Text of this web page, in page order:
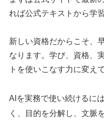
れば公式テキストから学
新しい資格だからこそ、
なります。学び、資格、
トを使いこなす力に変え
AIを実務で使い続けるに
く、目的を分解し、文脈